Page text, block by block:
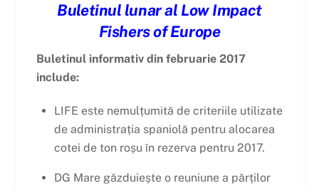
Buletinul lunar al Low Impact
Fishers of Europe
Buletinul informativ din februarie 2017
include:
LIFE este nemulțumită de criteriile utilizate
de administrația spaniolă pentru alocarea
cotei de ton roșu în rezerva pentru 2017.
DG Mare găzduiește o reuniune a părților